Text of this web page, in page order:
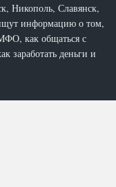
Никополь, Славянск,
информацию о том,
как общаться с
заработать деньги и